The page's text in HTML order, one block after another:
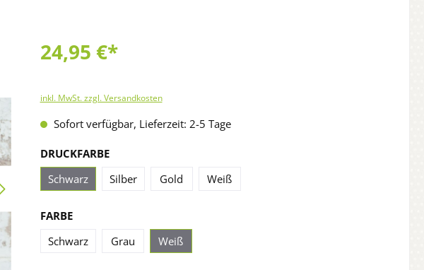
24,95 €*
inkl. MwSt. zzgl. Versandkosten
Sofort verfügbar, Lieferzeit: 2-5 Tage
DRUCKFARBE
Schwarz
Silber Gold Weiß
FARBE
Schwarz
Grau Weiß